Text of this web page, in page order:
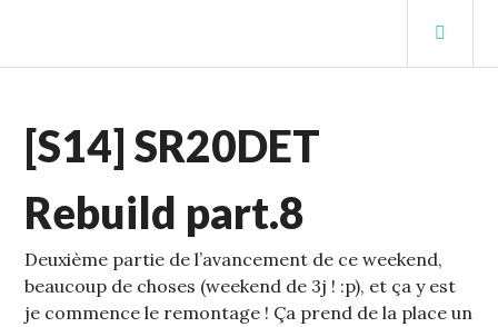
contenu
STUFFCC'S BLOG
S14
[S14] SR20DET
Rebuild part.8
Deuxième partie de l’avancement de ce weekend,
beaucoup de choses (weekend de 3j ! :p), et ça y est
je commence le remontage ! Ça prend de la place un